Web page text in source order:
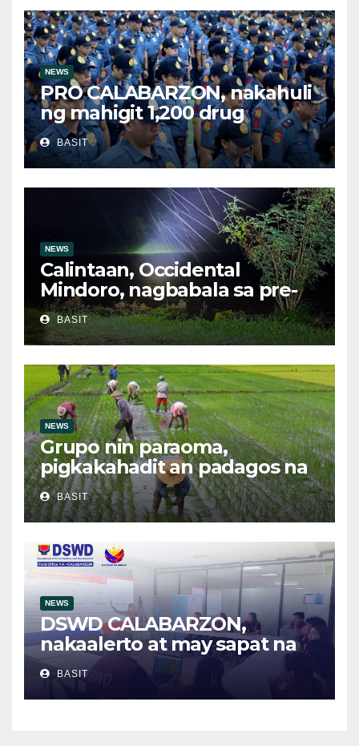
NEWS
PRO CALABARZON, nakahuli
ng mahigit 1,200 drug
suspects at tinatayang nasa
Php29.6M halaga ng ilegal na
droga nasamsam noong
Hulyo
BASIT
NEWS
Calintaan, Occidental
Mindoro, nagbabala sa pre-
evacuation dahil sa malakas
na ulan
BASIT
NEWS
Grupo nin paraoma,
pigkakahadit an padagos na
importasyon kasabay kan
nakatalaan na anihan
BASIT
NEWS
DSWD CALABARZON,
nakaalerto at may sapat na
relief supplies para sa
posibleng epekto ng
Bagyong Maymay at Habagat
BASIT